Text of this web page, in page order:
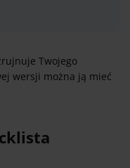
Twojego
wersji można ją mieć